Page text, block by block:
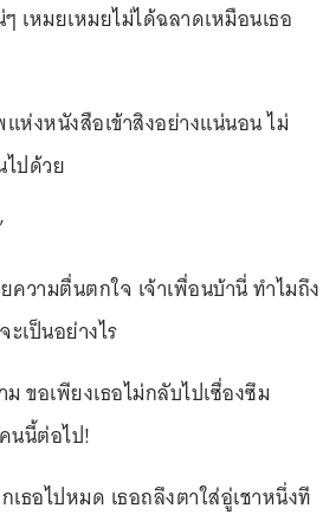
เหมยเหมยไม่ได้ฉลาดเหมือนเธอ
ห่งหนังสือเข้าสิงอย่างแน่นอน ไม่
ปด้วย
วามตื่นตกใจ เจ้าเพื่อนบ้านี่ ทำไมถึง
เป็นอย่างไร
ขอเพียงเธอไม่กลับไปเซื่องซึม
นนี้ต่อไป!
ธอไปหมด เธอถลึงตาใส่อู่เชาหนึ่งที